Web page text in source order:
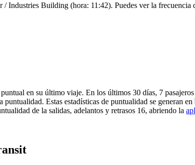
Building (hora: 11:42). Puedes ver la frecuencia
en su último viaje. En los últimos 30 días, 7
Estas estadísticas de puntualidad se generan
de la salidas, adelantos y retrasos 16, abriendo la